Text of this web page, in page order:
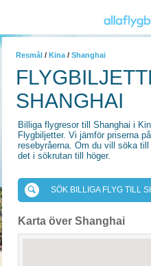
Resmål / Kina / Shanghai
SHANGHAI
Billiga flygresor till Shanghai i
Flygbiljetter. Vi jämför priserna
resebyråerna. Om du vill söka
det i sökrutan till höger.
SÖK BILLIGA FLYG TILL
Karta över Shanghai